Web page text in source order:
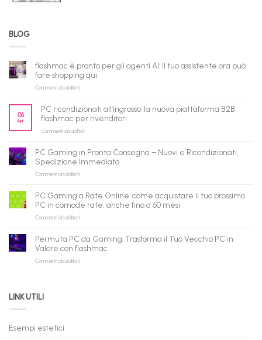
BLOG
flashmac è pronto per gli agenti AI: il tuo assistente ora può
fare shopping qui
Commenti disabilitatisu
pronto
per
gli
AI:
il
tuo
assistente
può
fare
qui
06
Apr
PC ricondizionati all’ingrosso: la nuova piattaforma B2B
flashmac per rivenditori
Commenti disabilitatisu
ricondizionati
all’ingrosso:
la
B2B
per
PC Gaming in Pronta Consegna – Nuovi e Ricondizionati,
Spedizione Immediata
Commenti disabilitatisu
Gaming
in
Pronta
Consegna
Nuovi
Ricondizionati,
Spedizione
PC Gaming a Rate Online: come acquistare il tuo prossimo
PC in comode rate, anche fino a 60 mesi
Commenti disabilitatisu
Gaming
Rate
Online:
Permuta PC da Gaming: Trasforma il Tuo Vecchio PC in
Valore con flashmac
Commenti disabilitatisu
LINK UTILI
Esempi estetici